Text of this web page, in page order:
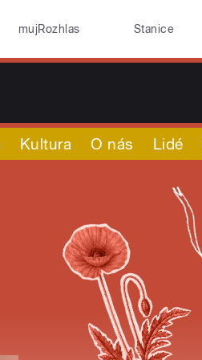
mujRozhlas Stanice
Kultura O nás Lidé